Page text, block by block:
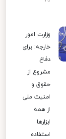
وزارت امور
خارجه: برای
دفاع
مشروع از
حقوق و
امنیت ملی
از همه
ابزارها
استفاده